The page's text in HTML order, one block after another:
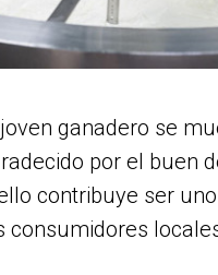
joven ganadero se
por el buen
contribuye ser
consumidores